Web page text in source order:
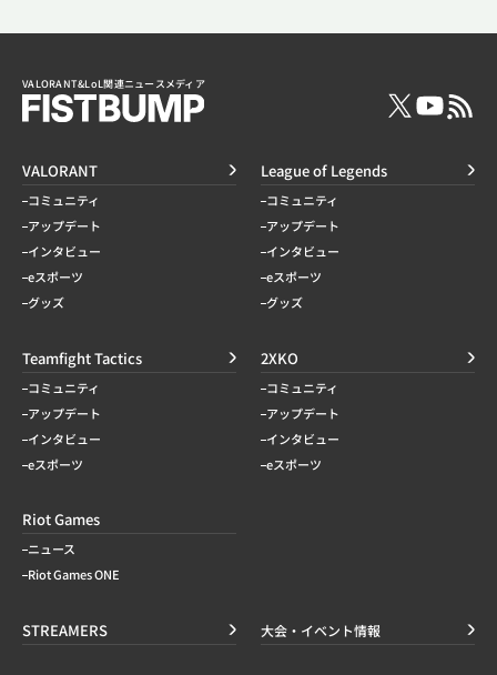
VALORANT&LoL関連ニュースメディア
VALORANT
コミュニティ
アップデート
インタビュー
eスポーツ
グッズ
League of Legends
コミュニティ
アップデート
インタビュー
eスポーツ
グッズ
Teamfight Tactics
コミュニティ
アップデート
インタビュー
eスポーツ
2XKO
コミュニティ
アップデート
インタビュー
eスポーツ
Riot Games
ニュース
Riot Games ONE
STREAMERS 大会・イベント情報